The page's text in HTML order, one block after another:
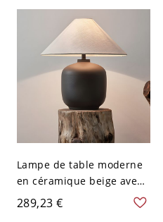
source d'alimentation
électrique à brancher -
110 V-120 V Gris
Télécommande
Lampe de table moderne
en céramique beige avec
abat-jour en forme de
parapluie et branchement
289,23 €